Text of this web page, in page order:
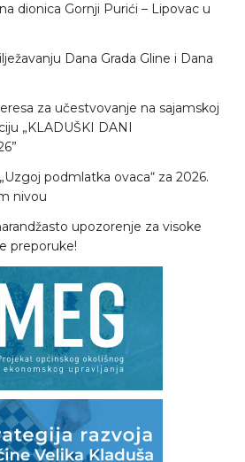
dionica Gornji Purići – Lipovac u
Dana Grada Gline i Dana
za učestvovanje na sajamskoj
„KLADUŠKI DANI
podmlatka ovaca“ za 2026.
nivou
upozorenje za visoke
preporuke!